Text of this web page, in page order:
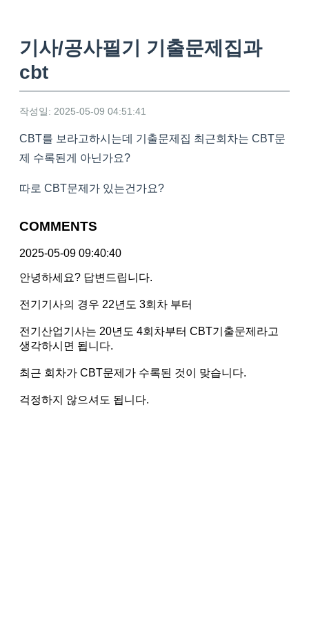
기사/공사필기 기출문제집과
cbt
작성일: 2025-05-09 04:51:41
CBT를 보라고하시는데 기출문제집 최근회차는 CBT문
제 수록된게 아닌가요?
따로 CBT문제가 있는건가요?
COMMENTS
2025-05-09 09:40:40
안녕하세요? 답변드립니다.
전기기사의 경우 22년도 3회차 부터
전기산업기사는 20년도 4회차부터 CBT기출문제라고
생각하시면 됩니다.
최근 회차가 CBT문제가 수록된 것이 맞습니다.
걱정하지 않으셔도 됩니다.